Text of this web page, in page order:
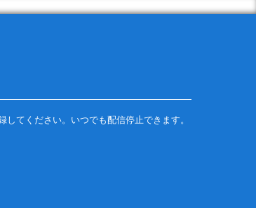
てください。いつでも配信停止できます。